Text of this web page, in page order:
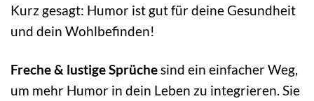
Kurz gesagt: Humor ist gut für deine Gesundheit
und dein Wohlbefinden!
Freche & lustige Sprüchesind ein einfacher Weg,
um mehr Humor in dein Leben zu integrieren. Sie